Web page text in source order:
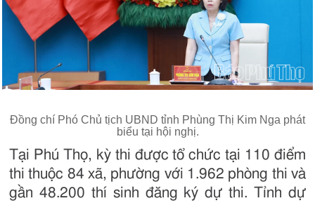
Đồng chí Phó Chủ tịch UBND tỉnh Phùng Thị Kim Nga phát
biểu tại hội nghị.
Tại Phú Thọ, kỳ thi được tổ chức tại 110 điểm
thi thuộc 84 xã, phường với 1.962 phòng thi và
gần 48.200 thí sinh đăng ký dự thi. Tỉnh dự